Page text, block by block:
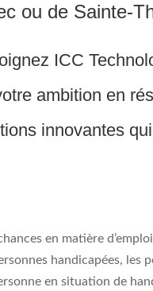
ou de Sainte-
ICC
ambition en
innovantes
en matière
handicapées, les
en situation de